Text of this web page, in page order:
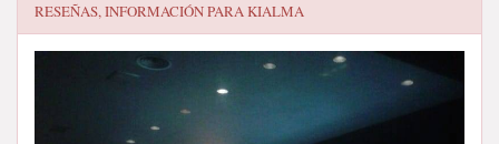
RESEÑAS, INFORMACIÓN PARAKIALMA